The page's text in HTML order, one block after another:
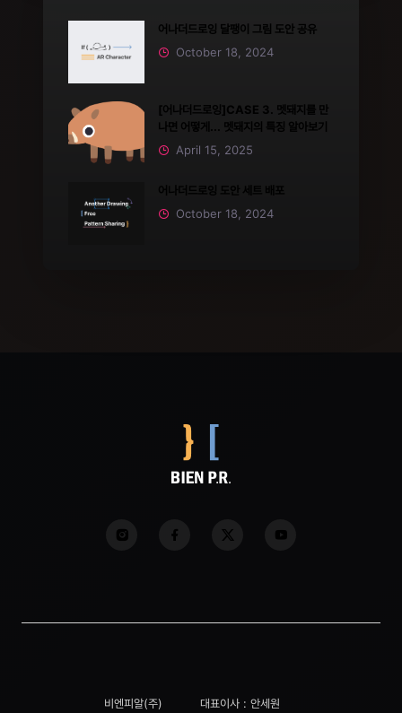
어나더드로잉 달팽이 그림 도안 공유
October 18, 2024
[어나더드로잉]CASE 3. 멧돼지를 만
나면 어떻게... 멧돼지의 특징 알아보기
April 15, 2025
October 18, 2024
비엔피알(주) 대표이사 : 안세원